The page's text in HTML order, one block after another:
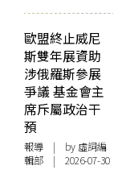
歐盟終止威尼
斯雙年展資助
涉俄羅斯參展
爭議 基金會主
席斥屬政治干
預
報導 | by 虛詞編
輯部 | 2026-07-30